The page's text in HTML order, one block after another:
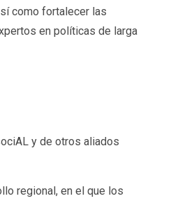
como fortalecer las
en políticas de larga
y de otros aliados
regional, en el que los